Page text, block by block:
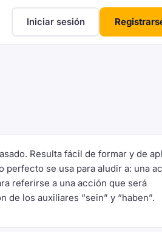
Iniciar sesión
Resulta fácil de formar y de
perfecto se usa para aludir a: una
referirse a una acción que será
los auxiliares “sein” y “haben”.